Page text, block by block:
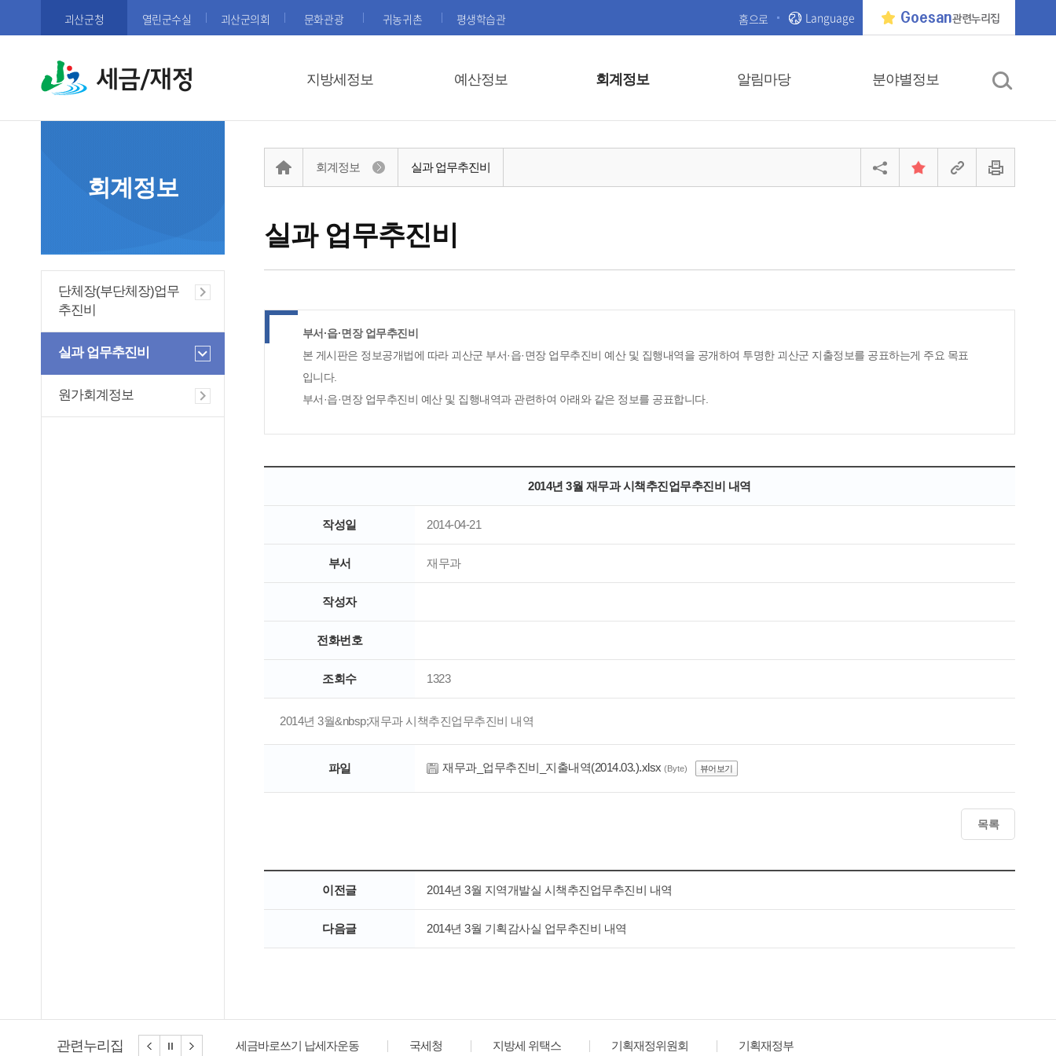
괴산군청 열린군수실 괴산군의회 문화관광 귀농귀촌 평생학습관 홈으로 Language Goesan관련누리집
세금/재정 지방세정보 예산정보 회계정보 알림마당 분야별정보
회계정보
단체장(부단체장)업무
추진비
실과 업무추진비
원가회계정보
실과 업무추진비
회계정보 실과 업무추진비
부서·읍·면장 업무추진비
본 게시판은 정보공개법에 따라 괴산군 부서·읍·면장 업무추진비 예산 및 집행내역을 공개하여 투명한 괴산군 지출정보를 공표하는게 주요 목표
입니다.
부서·읍·면장 업무추진비 예산 및 집행내역과 관련하여 아래와 같은 정보를 공표합니다.
2014년 3월 재무과 시책추진업무추진비 내역
작성일 2014-04-21
부서 재무과
작성자
전화번호
조회수 1323
2014년 3월&nbsp;재무과 시책추진업무추진비 내역
파일 재무과_업무추진비_지출내역(2014.03.).xlsx (Byte) 뷰어보기
목록
이전글 2014년 3월 지역개발실 시책추진업무추진비 내역
다음글 2014년 3월 기획감사실 업무추진비 내역
관련누리집 세금바로쓰기 납세자운동 국세청 지방세 위택스 기획재정위원회 기획재정부